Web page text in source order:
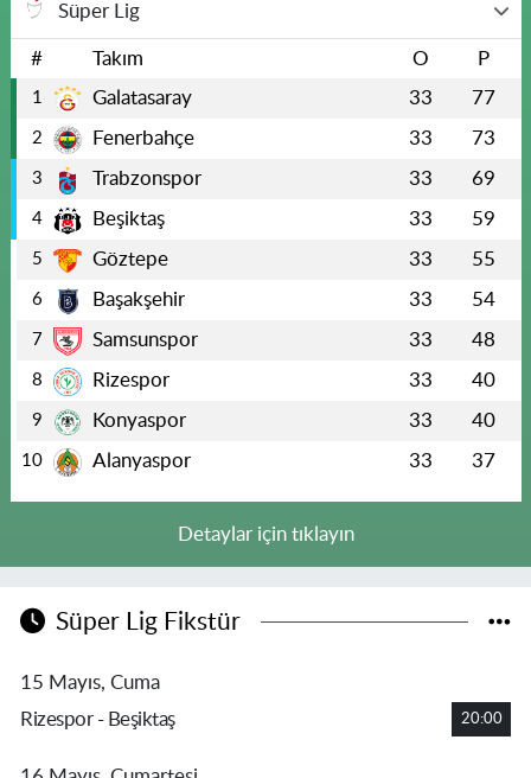
Süper Lig
# Takım O P
1 Galatasaray 33 77
2 Fenerbahçe 33 73
3 Trabzonspor 33 69
4 Beşiktaş 33 59
5 Göztepe 33 55
6 Başakşehir 33 54
7 Samsunspor 33 48
8 Rizespor 33 40
9 Konyaspor 33 40
10 Alanyaspor 33 37
Detaylar için tıklayın
Süper Lig Fikstür
15 Mayıs, Cuma
Rizespor - Beşiktaş
20:00